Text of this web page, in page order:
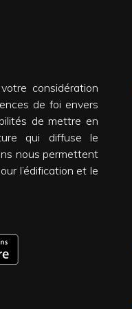
considération
de foi envers
de mettre en
qui diffuse le
nous permettent
l’édification et le